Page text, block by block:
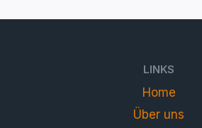
LINKS
Home
Über uns